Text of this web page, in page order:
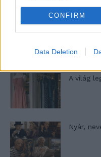
CONFIRM
Data Deletion
A világ
Nyár,